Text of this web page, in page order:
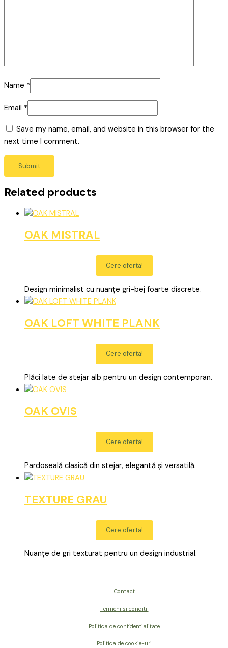
Name *
Email *
Save my name, email, and website in this browser for the
next time I comment.
Related products
OAK MISTRAL
Cere oferta!
Design minimalist cu nuanțe gri-bej foarte discrete.
OAK LOFT WHITE PLANK
Cere oferta!
Plăci late de stejar alb pentru un design contemporan.
OAK OVIS
Cere oferta!
Pardoseală clasică din stejar, elegantă și versatilă.
TEXTURE GRAU
Cere oferta!
Nuanțe de gri texturat pentru un design industrial.
Contact
Termeni si conditii
Politica de confidentialitate
Politica de cookie-uri